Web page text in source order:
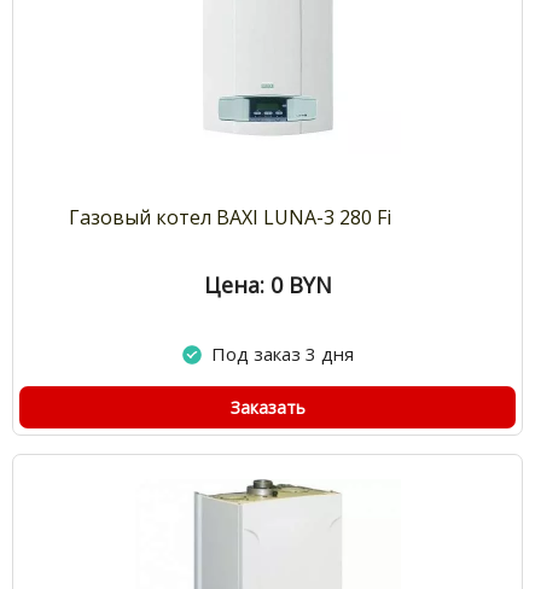
Газовый котел BAXI LUNA-3 280 Fi
Цена: 0 BYN
Под заказ 3 дня
Заказать